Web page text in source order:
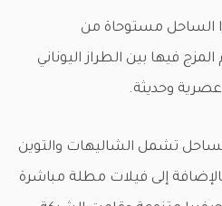
الساحل مستوحاة من
فيها بين الطراز اليوناني
وحديثة.
تشمل الشاليهات والتوين
إلى فيلات مطلة مباشرة